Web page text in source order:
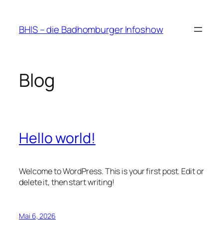
springen
BHIS – die Badhomburger Infoshow
Blog
Hello world!
Welcome to WordPress. This is your first post. Edit or
delete it, then start writing!
Mai 6, 2026